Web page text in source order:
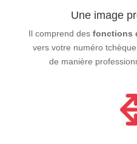
Une image
Il comprend desfonctions
vers votre numéro
de manière